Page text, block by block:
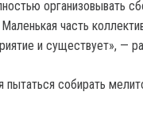
организовывать
часть
и существует», —
пытаться собирать